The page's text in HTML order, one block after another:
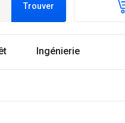
Trouver
Ingénierie